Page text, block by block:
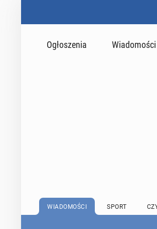
Ogłoszenia Wiadomości
WIADOMOŚCI SPORT